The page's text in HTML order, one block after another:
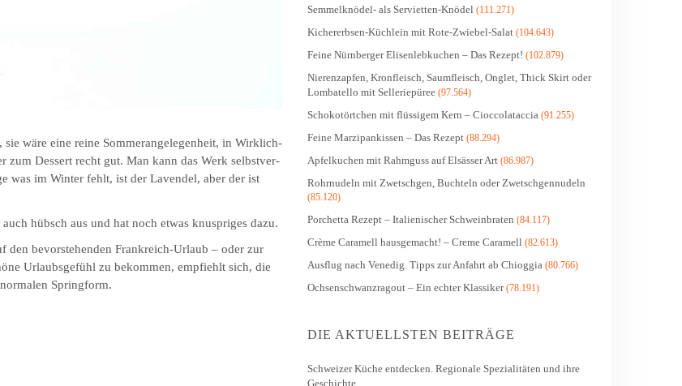
wäre eine reine Sommerangelegenheit, in Wirk­lich­
zum Dessert recht gut. Man kann das Werk selbst­ver­
was im Winter fehlt, ist der Lavendel, aber der ist
hübsch aus und hat noch etwas knuspriges dazu.
den bevorstehenden Frankreich-Urlaub – oder zur
Urlaubsgefühl zu bekommen, empfiehlt sich, die
Springform.
Semmelknödel- als Servietten-Knödel (111.271)
Kichererbsen-Küchlein mit Rote-Zwiebel-Salat (104.643)
Feine Nürnberger Elisenlebkuchen – Das Rezept! (102.879)
Nierenzapfen, Kronfleisch, Saumfleisch, Onglet, Thick Skirt oder
Lombatello mit Selleriepüree (97.564)
Schokotörtchen mit flüssigem Kern – Cioccolataccia (91.255)
Feine Marzipankissen – Das Rezept (88.294)
Apfelkuchen mit Rahmguss auf Elsässer Art (86.987)
Rohrnudeln mit Zwetschgen, Buchteln oder Zwetschgennudeln
(85.120)
Porchetta Rezept – Italienischer Schweinbraten (84.117)
Crème Caramell hausgemacht! – Creme Caramell (82.613)
Ausflug nach Venedig. Tipps zur Anfahrt ab Chioggia (80.766)
Ochsenschwanzragout – Ein echter Klassiker(78.191)
DIE AKTUELLSTEN BEITRÄGE
Schweizer Küche entdecken. Regionale Spezialitäten und ihre
Geschichte